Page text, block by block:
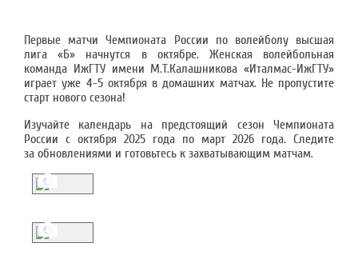
Первые матчи Чемпионата России по волейболу высшая
лига «Б» начнутся в октябре. Женская волейбольная
команда ИжГТУ имени М.Т.Калашникова «Италмас-ИжГТУ»
играет уже 4-5 октября в домашних матчах. Не пропустите
старт нового сезона!
Изучайте календарь на предстоящий сезон Чемпионата
России с октября 2025 года по март 2026 года. Следите
за обновлениями и готовьтесь к захватывающим матчам.